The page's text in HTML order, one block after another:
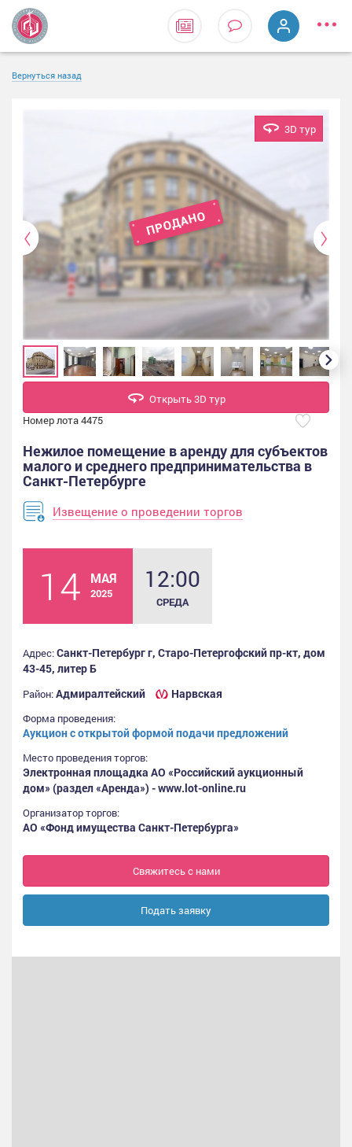
Вернуться назад
3D тур
Открыть 3D тур
Номер лота 4475
Нежилое помещение в аренду для субъектов
малого и среднего предпринимательства в
Санкт-Петербурге
Извещение о проведении торгов
14 МАЯ
2025 12:00
СРЕДА
Адрес:Санкт-Петербург г, Старо-Петергофский пр-кт, дом
43-45, литер Б
Район:Адмиралтейский Нарвская
Форма проведения:
Аукцион с открытой формой подачи предложений
Место проведения торгов:
Электронная площадка АО «Российский аукционный
дом» (раздел «Аренда») - www.lot-online.ru
Организатор торгов:
АО «Фонд имущества Санкт-Петербурга»
Свяжитесь с нами
Подать заявку